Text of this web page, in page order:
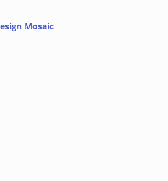
Mosaic